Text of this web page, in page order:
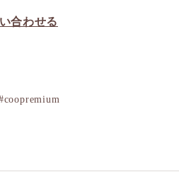
合わせる